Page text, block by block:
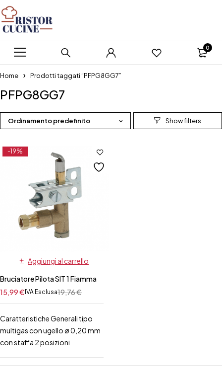
0
Home Prodotti taggati “PFPG8GG7”
PFPG8GG7
Ordinamento predefinito
-19%
Aggiungi al carrello
Bruciatore Pilota SIT 1 Fiamma
19,76€
15,99€ IVA Esclusa
Caratteristiche Generali tipo
multigas con ugello ø 0,20 mm
con staffa 2 posizioni